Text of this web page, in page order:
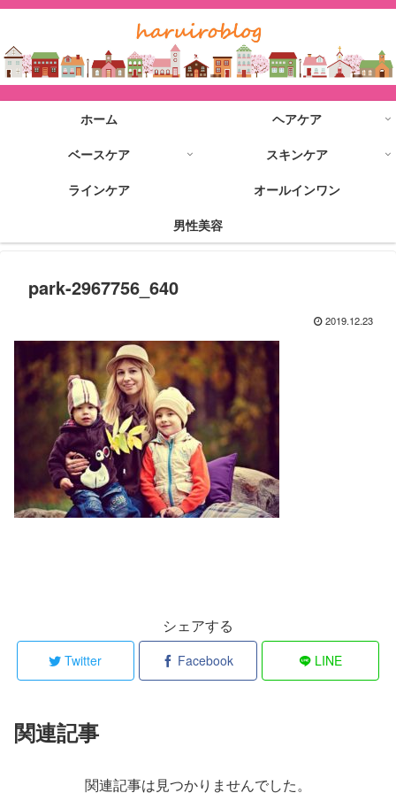
ホーム
ヘアケア
ベースケア
スキンケア
ラインケア
オールインワン
男性美容
park-2967756_640
2019.12.23
シェアする
Twitter Facebook LINE
関連記事
関連記事は見つかりませんでした。